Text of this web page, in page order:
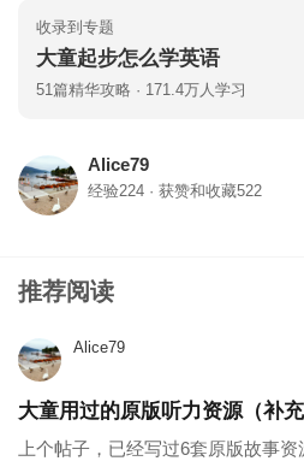
收录到专题
大童起步怎么学英语
51篇精华攻略 · 171.4万人学习
Alice79
经验224 · 获赞和收藏522
推荐阅读
Alice79
大童用过的原版听力资源（补充
上个帖子，已经写过6套原版故事